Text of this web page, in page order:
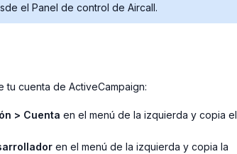
el Panel de control de Aircall.
cuenta de ActiveCampaign:
> Cuenta en el menú de la izquierda y copia el
en el menú de la izquierda y copia la